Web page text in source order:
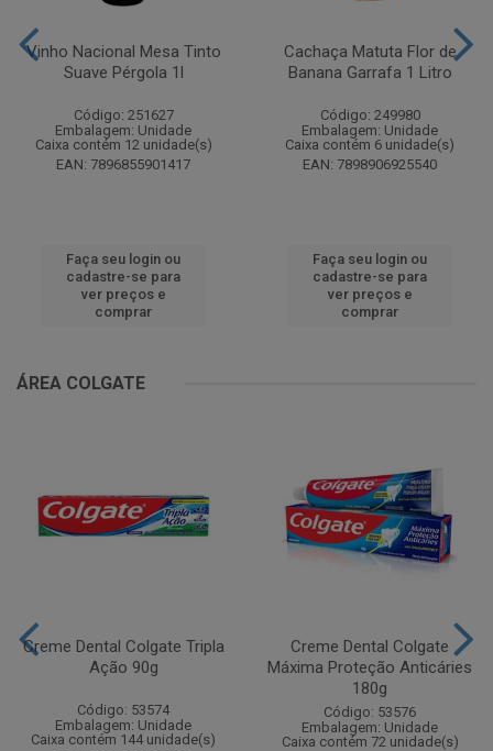
Vinho Nacional Mesa Tinto
Suave Pérgola 1l
Código: 251627
Embalagem: Unidade
Caixa contém 12 unidade(s)
EAN: 7896855901417
Faça seu login ou
cadastre-se para
ver preços e
comprar
Cachaça Matuta Flor de
Banana Garrafa 1 Litro
Código: 249980
Embalagem: Unidade
Caixa contém 6 unidade(s)
EAN: 7898906925540
Faça seu login ou
cadastre-se para
ver preços e
comprar
ÁREA COLGATE
Creme Dental Colgate Tripla
Ação 90g
Código: 53574
Embalagem: Unidade
Caixa contém 144 unidade(s)
Creme Dental Colgate
Máxima Proteção Anticáries
180g
Código: 53576
Embalagem: Unidade
Caixa contém 72 unidade(s)